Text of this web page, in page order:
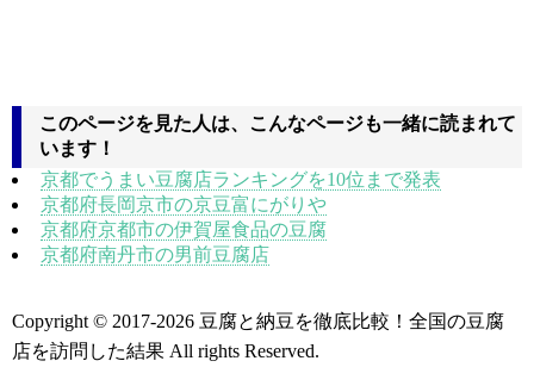
このページを見た人は、こんなページも一緒に読まれて
います！
京都でうまい豆腐店ランキングを10位まで発表
京都府長岡京市の京豆富にがりや
京都府京都市の伊賀屋食品の豆腐
京都府南丹市の男前豆腐店
Copyright © 2017-2026 豆腐と納豆を徹底比較！全国の豆腐
店を訪問した結果 All rights Reserved.